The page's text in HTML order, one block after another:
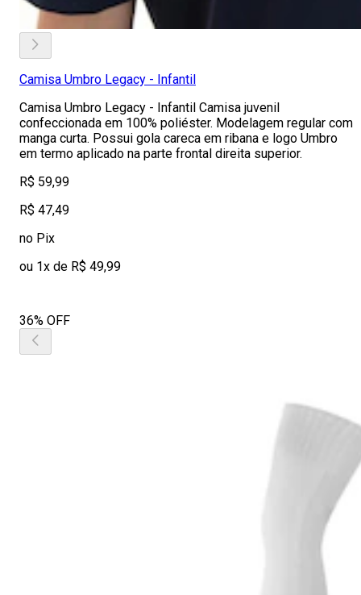
Camisa Umbro Legacy - Infantil
Camisa Umbro Legacy - Infantil Camisa juvenil
confeccionada em 100% poliéster. Modelagem regular com
manga curta. Possui gola careca em ribana e logo Umbro
em termo aplicado na parte frontal direita superior.
R$ 59,99
R$ 47,49
no Pix
ou 1x de R$ 49,99
36% OFF